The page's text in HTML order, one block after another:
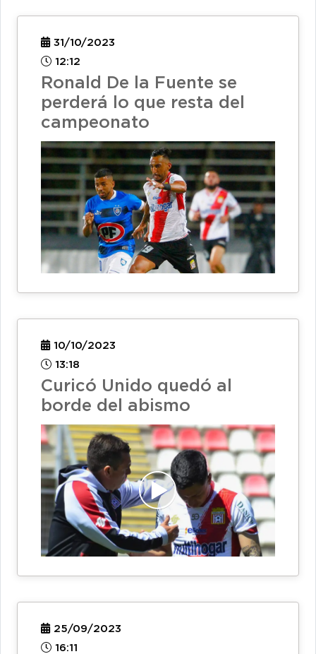
31/10/2023
12:12
Ronald De la Fuente se
perderá lo que resta del
campeonato
10/10/2023
13:18
Curicó Unido quedó al
borde del abismo
25/09/2023
16:11